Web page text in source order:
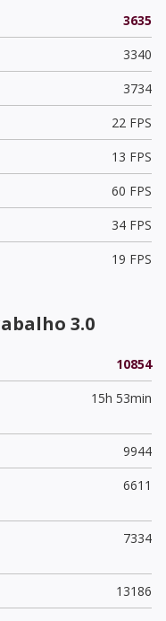
3635
3340
3734
22 FPS
13 FPS
60 FPS
34 FPS
19 FPS
3.0
10854
15h 53min
9944
6611
7334
13186